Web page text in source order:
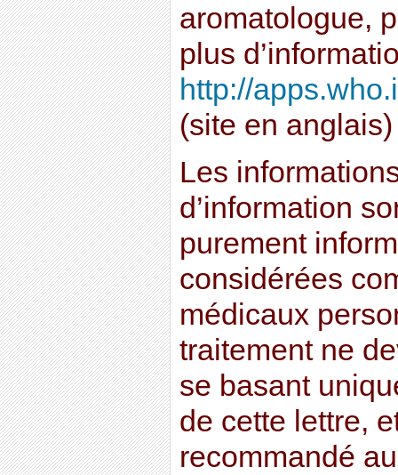
aromatologue,
plus
http://
(site en anglais)
Les
d’information
purement
considérées
médicaux
traitement ne
se basant
de cette lettre,
recommandé